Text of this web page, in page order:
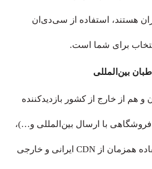
هستند، استفاده از سی‌دی‌ان
برای شما است.
و هم از خارج از کشور بازدیدکننده
فروشگاهی با ارسال بین‌المللی و…)،
یک استراتژی حرفه‌ای‌تر، استفاده همزمان از CDN ایرانی و خارجی